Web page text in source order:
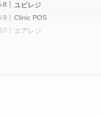
ユビレジ
Clinic POS
エアレジ